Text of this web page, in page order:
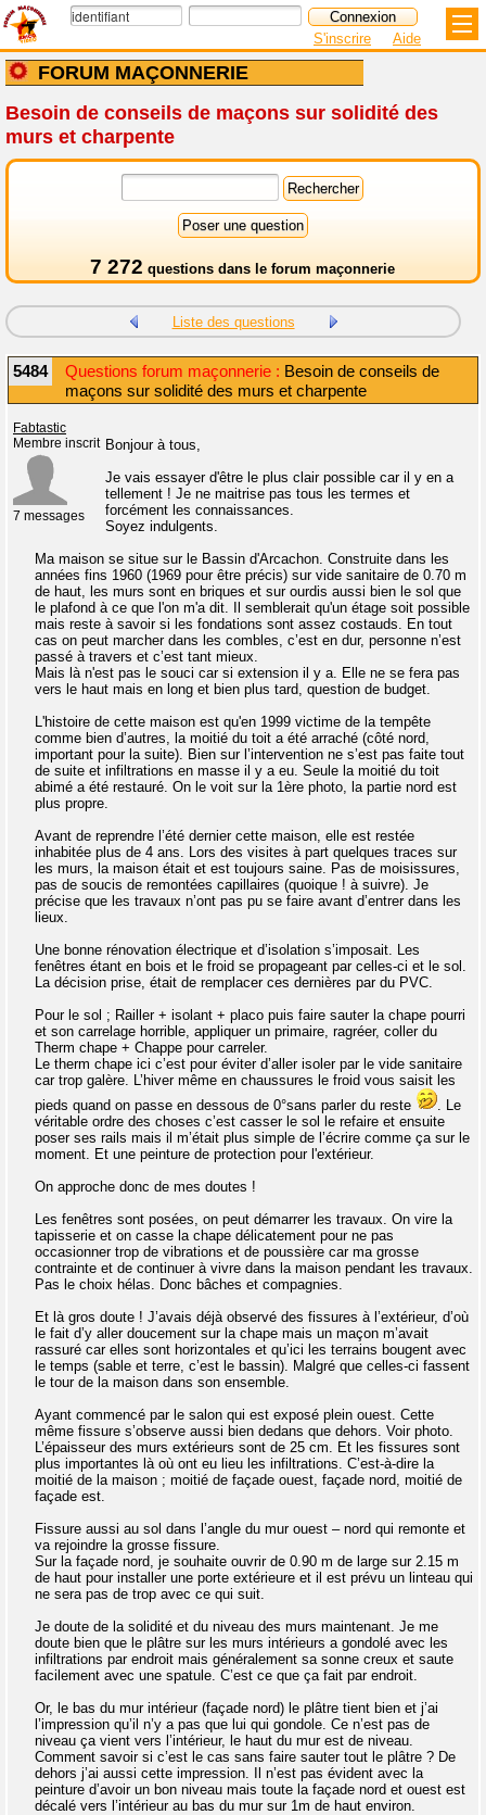
FORUM MAÇONNERIE
S'inscrire Aide
Besoin de conseils de maçons sur solidité des
murs et charpente
7 272 questions dans le forum maçonnerie
Liste des questions
5484 Questions forum maçonnerie : Besoin de conseils de
maçons sur solidité des murs et charpente
Fabtastic
Membre inscrit
7 messages
Bonjour à tous,
Je vais essayer d'être le plus clair possible car il y en a
tellement ! Je ne maitrise pas tous les termes et
forcément les connaissances.
Soyez indulgents.
Ma maison se situe sur le Bassin d'Arcachon. Construite dans les
années fins 1960 (1969 pour être précis) sur vide sanitaire de 0.70 m
de haut, les murs sont en briques et sur ourdis aussi bien le sol que
le plafond à ce que l'on m'a dit. Il semblerait qu'un étage soit possible
mais reste à savoir si les fondations sont assez costauds. En tout
cas on peut marcher dans les combles, c’est en dur, personne n’est
passé à travers et c’est tant mieux.
Mais là n'est pas le souci car si extension il y a. Elle ne se fera pas
vers le haut mais en long et bien plus tard, question de budget.
L'histoire de cette maison est qu'en 1999 victime de la tempête
comme bien d’autres, la moitié du toit a été arraché (côté nord,
important pour la suite). Bien sur l’intervention ne s’est pas faite tout
de suite et infiltrations en masse il y a eu. Seule la moitié du toit
abimé a été restauré. On le voit sur la 1ère photo, la partie nord est
plus propre.
Avant de reprendre l’été dernier cette maison, elle est restée
inhabitée plus de 4 ans. Lors des visites à part quelques traces sur
les murs, la maison était et est toujours saine. Pas de moisissures,
pas de soucis de remontées capillaires (quoique ! à suivre). Je
précise que les travaux n’ont pas pu se faire avant d’entrer dans les
lieux.
Une bonne rénovation électrique et d’isolation s’imposait. Les
fenêtres étant en bois et le froid se propageant par celles-ci et le sol.
La décision prise, était de remplacer ces dernières par du PVC.
Pour le sol ; Railler + isolant + placo puis faire sauter la chape pourri
et son carrelage horrible, appliquer un primaire, ragréer, coller du
Therm chape + Chappe pour carreler.
Le therm chape ici c’est pour éviter d’aller isoler par le vide sanitaire
car trop galère. L’hiver même en chaussures le froid vous saisit les
pieds quand on passe en dessous de 0°sans parler du reste
. Le
véritable ordre des choses c’est casser le sol le refaire et ensuite
poser ses rails mais il m’était plus simple de l’écrire comme ça sur le
moment. Et une peinture de protection pour l'extérieur.
On approche donc de mes doutes !
Les fenêtres sont posées, on peut démarrer les travaux. On vire la
tapisserie et on casse la chape délicatement pour ne pas
occasionner trop de vibrations et de poussière car ma grosse
contrainte et de continuer à vivre dans la maison pendant les travaux.
Pas le choix hélas. Donc bâches et compagnies.
Et là gros doute ! J’avais déjà observé des fissures à l’extérieur, d’où
le fait d’y aller doucement sur la chape mais un maçon m’avait
rassuré car elles sont horizontales et qu’ici les terrains bougent avec
le temps (sable et terre, c’est le bassin). Malgré que celles-ci fassent
le tour de la maison dans son ensemble.
Ayant commencé par le salon qui est exposé plein ouest. Cette
même fissure s’observe aussi bien dedans que dehors. Voir photo.
L’épaisseur des murs extérieurs sont de 25 cm. Et les fissures sont
plus importantes là où ont eu lieu les infiltrations. C’est-à-dire la
moitié de la maison ; moitié de façade ouest, façade nord, moitié de
façade est.
Fissure aussi au sol dans l’angle du mur ouest – nord qui remonte et
va rejoindre la grosse fissure.
Sur la façade nord, je souhaite ouvrir de 0.90 m de large sur 2.15 m
de haut pour installer une porte extérieure et il est prévu un linteau qui
ne sera pas de trop avec ce qui suit.
Je doute de la solidité et du niveau des murs maintenant. Je me
doute bien que le plâtre sur les murs intérieurs a gondolé avec les
infiltrations par endroit mais généralement sa sonne creux et saute
facilement avec une spatule. C’est ce que ça fait par endroit.
Or, le bas du mur intérieur (façade nord) le plâtre tient bien et j’ai
l’impression qu’il n’y a pas que lui qui gondole. Ce n’est pas de
niveau ça vient vers l’intérieur, le haut du mur est de niveau.
Comment savoir si c’est le cas sans faire sauter tout le plâtre ? De
dehors j’ai aussi cette impression. Il n’est pas évident avec la
peinture d’avoir un bon niveau mais toute la façade nord et ouest est
décalé vers l’intérieur au bas du mur sur 1m de haut environ.